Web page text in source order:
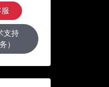
支持
）